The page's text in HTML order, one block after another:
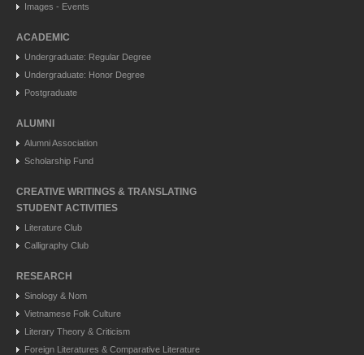
Images - Events
ACADEMIC
Undergraduate: Regular Degree
Undergraduate: Honor Degree
Postgraduate
ALUMNI
Alumni Association
Scholarship Fund
CREATIVE WRITINGS & TRANSLATING
STUDENT ACTIVITIES
Literature Club
Calligraphy Club
RESEARCH
Sinology & Nom
Vietnamese Folk Culture
Literary Theory & Criticism
Foreign Literatures & Comparative Literature